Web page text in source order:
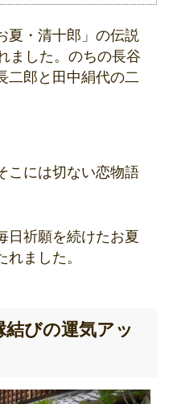
夏・清十郎」の伝説
ました。のちの長谷
二郎と田中絹代の二
こには切ない恋物語
日祈願を続けたお夏
ました。
びの運気アッ